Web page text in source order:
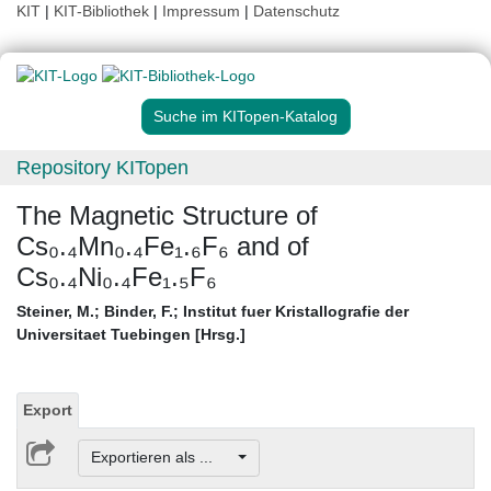
KIT | KIT-Bibliothek | Impressum | Datenschutz
Suche im KITopen-Katalog
Repository KITopen
The Magnetic Structure of
Cs₀.₄Mn₀.₄Fe₁.₆F₆ and of
Cs₀.₄Ni₀.₄Fe₁.₅F₆
Steiner, M.; Binder, F.; Institut fuer Kristallografie der
Universitaet Tuebingen [Hrsg.]
Export
Exportieren als ...